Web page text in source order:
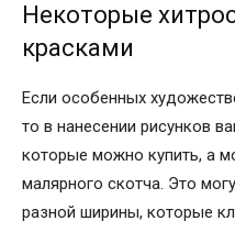
Некоторые
красками
Если особенных
то в нанесении рисунков
которые можно купить, а
малярного скотча. Это
разной ширины, которые